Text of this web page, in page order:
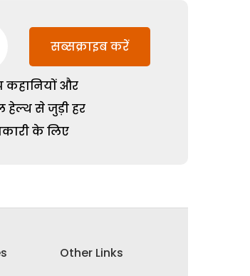
कहानियों और
से जुड़ी हर
के लिए
सब्सक्राइब करें
Other Links